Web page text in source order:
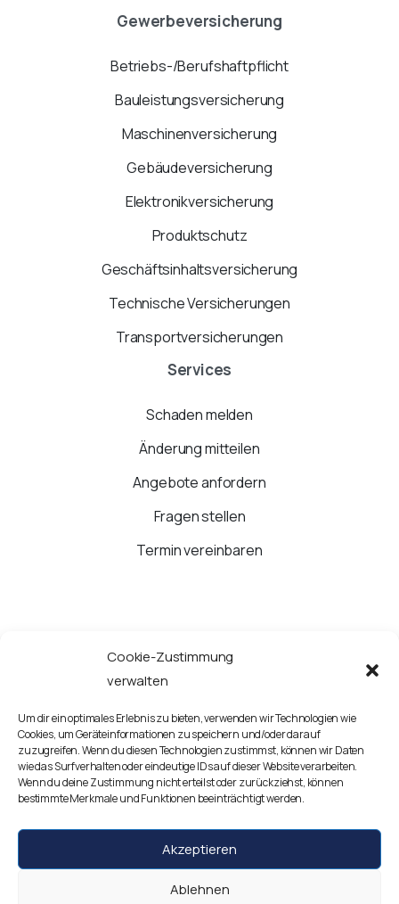
Cookie-Zustimmung
verwalten
Um dir ein optimales Erlebnis zu bieten, verwenden wir Technologien wie
Cookies, um Geräteinformationen zu speichern und/oder darauf
zuzugreifen. Wenn du diesen Technologien zustimmst, können wir Daten
wie das Surfverhalten oder eindeutige IDs auf dieser Website verarbeiten.
Wenn du deine Zustimmung nicht erteilst oder zurückziehst, können
bestimmte Merkmale und Funktionen beeinträchtigt werden.
Akzeptieren
Ablehnen
Gewerbeversicherung
Betriebs-/Berufshaftpflicht
Bauleistungsversicherung
Maschinenversicherung
Gebäudeversicherung
Elektronikversicherung
Produktschutz
Geschäftsinhaltsversicherung
Technische Versicherungen
Transportversicherungen
Services
Schaden melden
Änderung mitteilen
Angebote anfordern
Fragen stellen
Termin vereinbaren
JETZT ANRUFEN
Google Routenplaner starten
Kontaktieren Sie uns!
Impressum Datenschutzerklärung Disclaimer